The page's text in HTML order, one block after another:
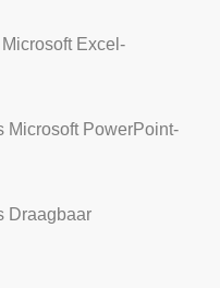
Excel-
Microsoft PowerPoint-
Draagbaar